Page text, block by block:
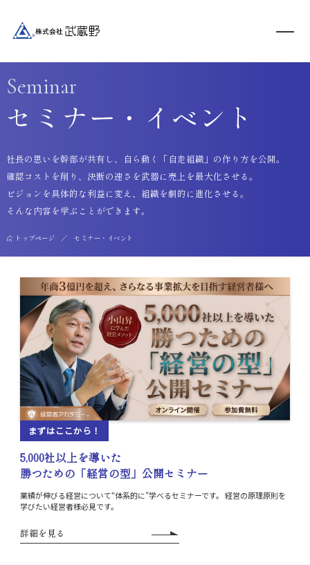
Seminar
セミナー・イベント
トップページ セミナー・イベント
社長の思いを幹部が共有し、自ら動く「自走組織」の作り方を公開。
確認コストを削り、決断の速さを武器に売上を最大化させる。
ビジョンを具体的な利益に変え、組織を劇的に進化させる。
そんな内容を学ぶことができます。
まずはここから！
5,000社以上を導いた
勝つための「経営の型」公開セミナー
業績が伸びる経営について“体系的に”学べるセミナーです。 経営の原理原則を
学びたい経営者様必見です。
詳細を見る